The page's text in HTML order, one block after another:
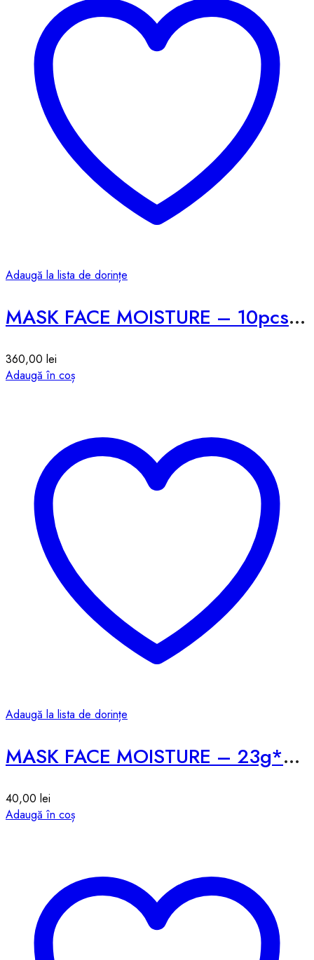
Adaugă la lista de dorințe
MASK FACE MOISTURE – 10pcs – 513g
360,00 lei
Adaugă în coș
Adaugă la lista de dorințe
MASK FACE MOISTURE – 23g*1pcs
40,00 lei
Adaugă în coș